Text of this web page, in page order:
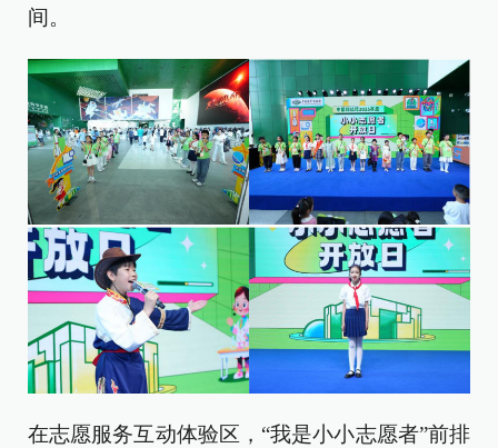
间。
在志愿服务互动体验区，“我是小小志愿者”前排